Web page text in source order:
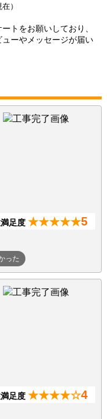
）
トをお願いしており、
ーやメッセージが届い
足度 ★★★★★5
った
足度 ★★★★☆4